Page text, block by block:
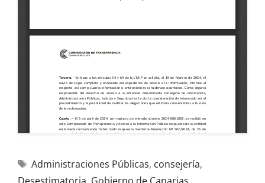
Administraciones Públicas, consejería,